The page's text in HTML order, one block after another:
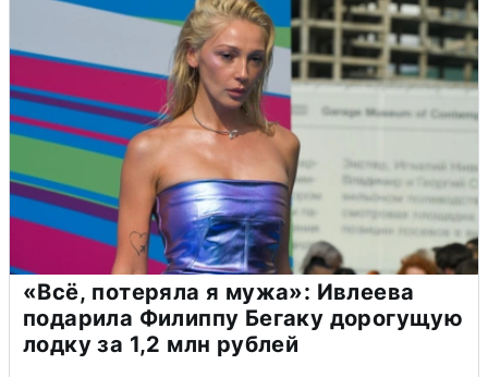
«Всё, потеряла я мужа»: Ивлеева
подарила Филиппу Бегаку дорогущую
лодку за 1,2 млн рублей